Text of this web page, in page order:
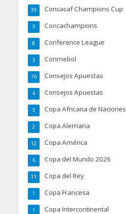
Concacaf Champions Cup
39
Concachampions
5
Conference League
8
Conmebol
3
Consejos Apuestas
76
Consejos Apuestas
4
Copa Africana de Naciones
3
Copa Alemana
2
Copa América
12
Copa del Mundo 2026
6
Copa del Rey
11
Copa Francesa
1
Copa Intercontinental
1